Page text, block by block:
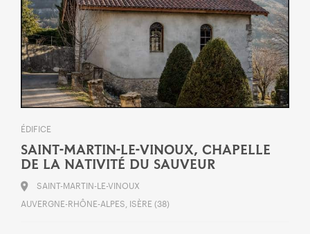
ÉDIFICE
SAINT-MARTIN-LE-VINOUX, CHAPELLE
DE LA NATIVITÉ DU SAUVEUR
SAINT-MARTIN-LE-VINOUX
AUVERGNE-RHÔNE-ALPES, ISÈRE (38)